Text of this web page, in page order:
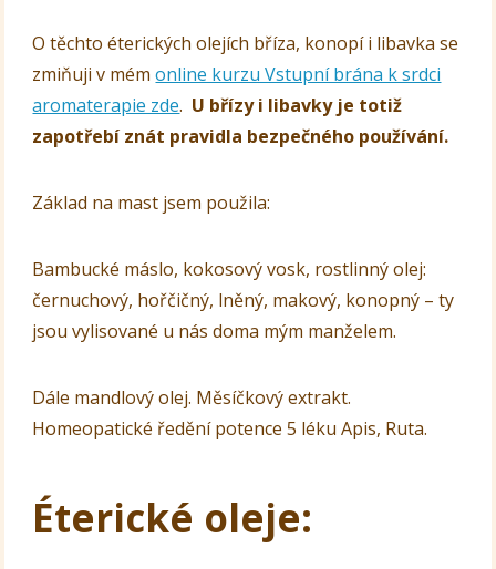
O těchto éterických olejích bříza, konopí i libavka se
zmiňuji v mémonline kurzu Vstupní brána k srdci
aromaterapie zde. U břízy i libavky je totiž
zapotřebí znát pravidla bezpečného používání.
Základ na mast jsem použila:
Bambucké máslo, kokosový vosk, rostlinný olej:
černuchový, hořčičný, lněný, makový, konopný – ty
jsou vylisované u nás doma mým manželem.
Dále mandlový olej. Měsíčkový extrakt.
Homeopatické ředění potence 5 léku Apis, Ruta.
Éterické oleje: